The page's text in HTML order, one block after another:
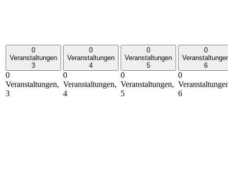
0
Veranstaltungen
3
0
Veranstaltungen,
3
0
Veranstaltungen
4
0
Veranstaltungen,
4
0
Veranstaltungen
5
0
Veranstaltungen,
5
0
6
0
6